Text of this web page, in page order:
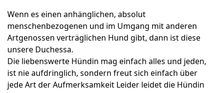
Wenn es einen anhänglichen, absolut
menschenbezogenen und im Umgang mit anderen
Artgenossen verträglichen Hund gibt, dann ist diese
unsere Duchessa.
Die liebenswerte Hündin mag einfach alles und jeden,
ist nie aufdringlich, sondern freut sich einfach über
jede Art der Aufmerksamkeit Leider leidet die Hündin